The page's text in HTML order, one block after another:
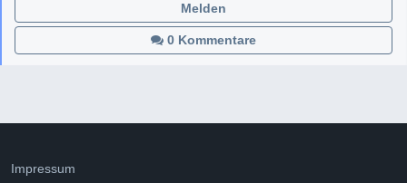
0 Kommentare
Melden
Impressum